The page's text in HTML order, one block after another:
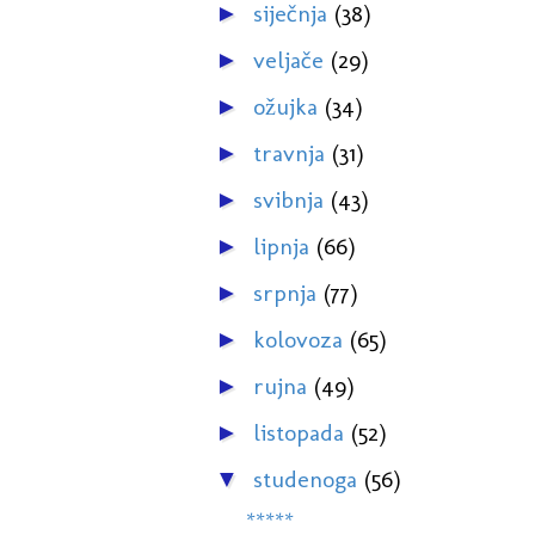
► siječnja (38)
► veljače (29)
► ožujka (34)
► travnja (31)
► svibnja (43)
► lipnja (66)
► srpnja (77)
► kolovoza (65)
► rujna (49)
► listopada (52)
▼ studenoga (56)
*****